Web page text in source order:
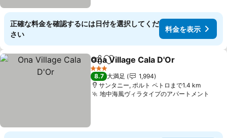
正確な料金を確認するには日付を選択してくだ
さい
料金を表示
シェアお気に入りに追加
Ona Village Cala D'Or
3 ホテルのランク
8.7 大満足
1,994
サンタニー, ポルト ペトロまで1.4 km
地中海風ヴィラタイプのアパートメント